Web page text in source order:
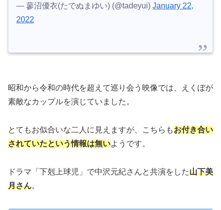
— 蓼沼優衣(たでぬまゆい) (@tadeyui) January 22,
2022
昭和から令和の時代を超えて巡り会う映像では、えくぼが
素敵なカップルを演じていました。
とてもお似合いな二人に見えますが、こちらもお付き合い
されていたという情報は無いようです。
ドラマ「下剋上球児」で中沢元紀さんと共演をした山下美
月さん。